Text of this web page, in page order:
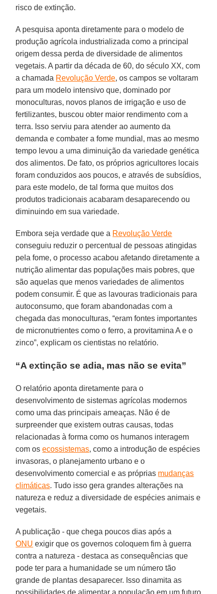
risco de extinção.
A pesquisa aponta diretamente para o modelo de
produção agrícola industrializada como a principal
origem dessa perda de diversidade de alimentos
vegetais. A partir da década de 60, do século XX, com
a chamada Revolução Verde, os campos se voltaram
para um modelo intensivo que, dominado por
monoculturas, novos planos de irrigação e uso de
fertilizantes, buscou obter maior rendimento com a
terra. Isso serviu para atender ao aumento da
demanda e combater a fome mundial, mas ao mesmo
tempo levou a uma diminuição da variedade genética
dos alimentos. De fato, os próprios agricultores locais
foram conduzidos aos poucos, e através de subsídios,
para este modelo, de tal forma que muitos dos
produtos tradicionais acabaram desaparecendo ou
diminuindo em sua variedade.
Embora seja verdade que a Revolução Verde
conseguiu reduzir o percentual de pessoas atingidas
pela fome, o processo acabou afetando diretamente a
nutrição alimentar das populações mais pobres, que
são aquelas que menos variedades de alimentos
podem consumir. É que as lavouras tradicionais para
autoconsumo, que foram abandonadas com a
chegada das monoculturas, “eram fontes importantes
de micronutrientes como o ferro, a provitamina A e o
zinco”, explicam os cientistas no relatório.
“A extinção se adia, mas não se evita”
O relatório aponta diretamente para o
desenvolvimento de sistemas agrícolas modernos
como uma das principais ameaças. Não é de
surpreender que existem outras causas, todas
relacionadas à forma como os humanos interagem
com osecossistemas, como a introdução de espécies
invasoras, o planejamento urbano e o
desenvolvimento comercial e as próprias mudanças
climáticas. Tudo isso gera grandes alterações na
natureza e reduz a diversidade de espécies animais e
vegetais.
A publicação - que chega poucos dias após a
ONU exigir que os governos coloquem fim à guerra
contra a natureza - destaca as consequências que
pode ter para a humanidade se um número tão
grande de plantas desaparecer. Isso dinamita as
possibilidades de alimentar a população em um futuro